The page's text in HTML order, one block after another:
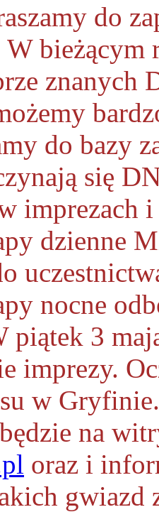
do
bieżącym
znanych
do bazy
się
imprezach
dzienne
nocne
piątek 3
imprezy.
w
na
oraz i
gwiazd